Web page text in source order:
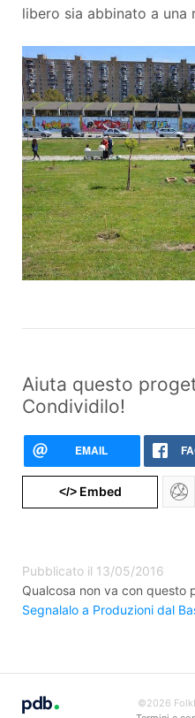
libero sia abbinato a una
Aiuta questo
Condividilo!
EMAIL
</>Embed
Pubblicato il 13/05/2016
Qualcosa non va con questo
Segnalalo a Produzioni dal
©2026